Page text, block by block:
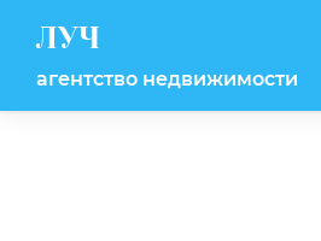
ЛУЧ
агентство недвижимости